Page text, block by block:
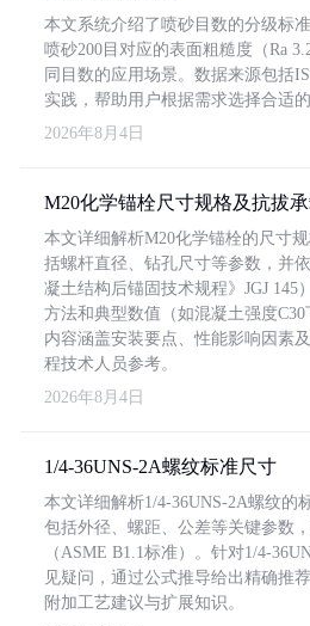
本文系统介绍了喷砂目数的分级标
喷砂200目对应的表面粗糙度（Ra
同目数的应用场景。数据来源包括
实践，帮助用户根据需求选择合适的
2026年8月4日
M20化学锚栓尺寸规格及抗拔
本文详细解析M20化学锚栓的尺寸
括螺杆直径、钻孔尺寸等参数，并
凝土结构后锚固技术规程》JGJ 145
方法和典型数值（如混凝土强度C30
内容涵盖安装要点、性能影响因素
程技术人员参考。
2026年8月4日
1/4-36UNS-2A螺纹标准尺寸
本文详细解析1/4-36UNS-2A螺纹的
包括外径、螺距、公差等关键参数
（ASME B1.1标准）。针对1/4-
见疑问，通过公式推导给出精确推
附加工艺建议与扩展知识。